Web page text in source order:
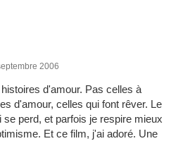
2006
d'amour. Pas celles à
d'amour, celles qui font rêver. Le
perd, et parfois je respire mieux
Et ce film, j'ai adoré. Une